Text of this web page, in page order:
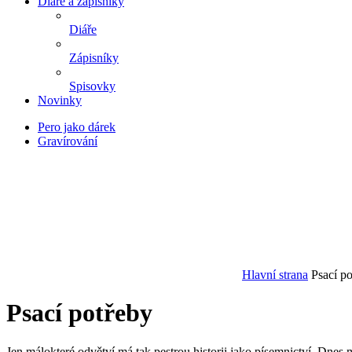
Diáře
Zápisníky
Spisovky
Novinky
Pero jako dárek
Gravírování
Hlavní strana Psací
Psací potřeby